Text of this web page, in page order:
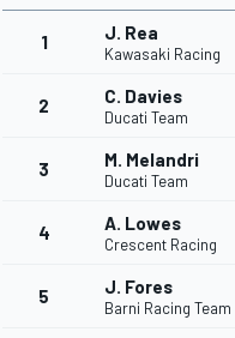
1 J. Rea
Kawasaki Racing
2 C. Davies
Ducati Team
3 M. Melandri
Ducati Team
4 A. Lowes
Crescent Racing
5 J. Fores
Barni Racing Team